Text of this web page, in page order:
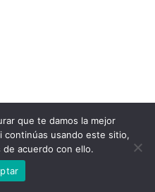
que te damos la mejor
continúas usando este sitio,
acuerdo con ello.